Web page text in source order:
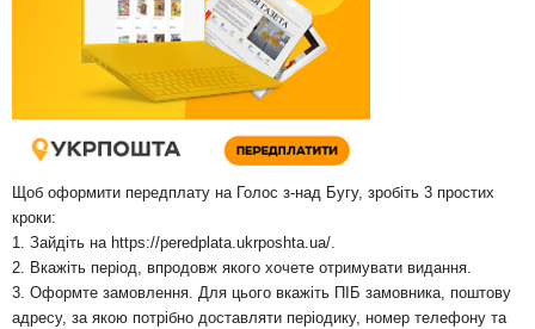
Щоб оформити передплату на Голос з-над Бугу, зробіть 3 простих
кроки:
1. Зайдіть на https://peredplata.ukrposhta.ua/.
2. Вкажіть період, впродовж якого хочете отримувати видання.
3. Оформте замовлення. Для цього вкажіть ПІБ замовника, поштову
адресу, за якою потрібно доставляти періодику, номер телефону та